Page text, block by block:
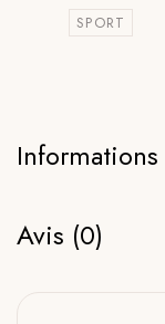
SPORT
Avis (0)